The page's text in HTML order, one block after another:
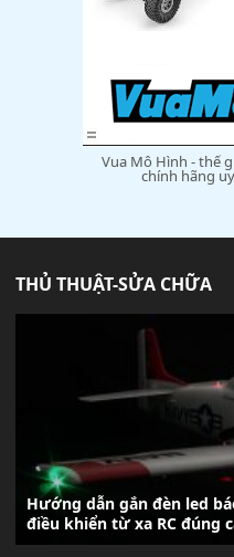
Vua Mô Hình - thế
chính hãng
THỦ THUẬT-SỬA CHỮA
Hướng dẫn gắn đèn led
điều khiển từ xa RC đúng